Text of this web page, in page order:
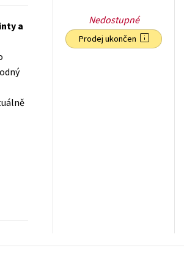
a
Nedostupné
Prodej ukončen